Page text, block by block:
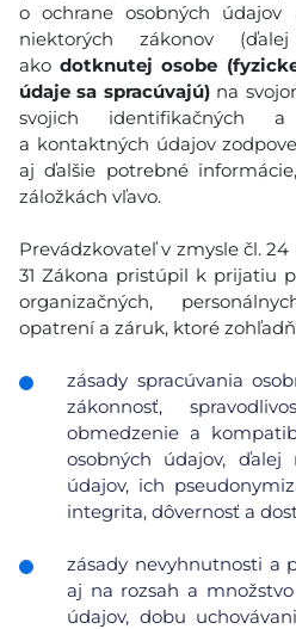
o ochrane osobných
niektorých zákonov
akodotknutej osobe
údaje sa spracúvajú)na
svojich identifikačných
a kontaktných údajov
aj ďalšie potrebné
záložkách vľavo.
Prevádzkovateľ v zmysle čl.
31 Zákona pristúpil k prijatiu
organizačných,
opatrení a záruk, ktoré
zásady spracúvania
zákonnosť,
obmedzenie a
osobných údajov, ďalej
údajov, ich
integrita, dôvernosť a
zásady nevyhnutnosti a
aj na rozsah a
údajov, dobu